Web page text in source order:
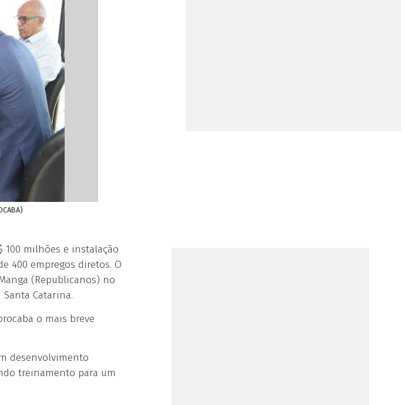
100 milhões e instalação
400 empregos diretos. O
(Republicanos) no
Catarina.
o mais breve
desenvolvimento
treinamento para um